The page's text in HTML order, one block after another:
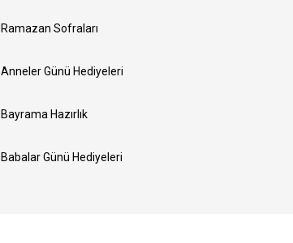
Ramazan Sofraları
Anneler Günü Hediyeleri
Bayrama Hazırlık
Babalar Günü Hediyeleri